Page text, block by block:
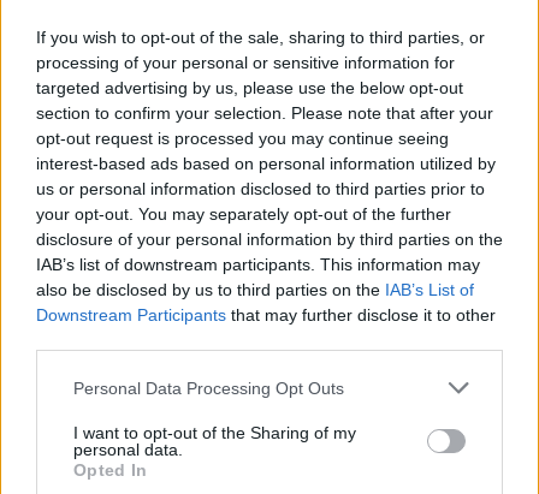
If you wish to opt-out of the sale, sharing to third parties, or
processing of your personal or sensitive information for
targeted advertising by us, please use the below opt-out
section to confirm your selection. Please note that after your
opt-out request is processed you may continue seeing
interest-based ads based on personal information utilized by
us or personal information disclosed to third parties prior to
your opt-out. You may separately opt-out of the further
disclosure of your personal information by third parties on the
IAB’s list of downstream participants. This information may
also be disclosed by us to third parties on the IAB’s List of
Downstream Participants that may further disclose it to other
Please note that this website/app uses one or more Google
not limited to your visit or usage behaviour. You may click to
grant or deny consent to Google and its third-party tags to
use your data for below specified purposes in below Google
Personal Data Processing Opt Outs
I want to opt-out of the Sharing of my
personal data.
Opted In
ZGŁOŚ POPRAWKĘ
Pozostały wątpliwości? Brakuje czegoś w haśle?
Zobacz, co zyskują abonenci Dobrego słownika.
SPRAWDŹ
Często sprawdzane
Odnowiona Aleja
Znamy się na koniach
Słowa walczą o Budapeszt